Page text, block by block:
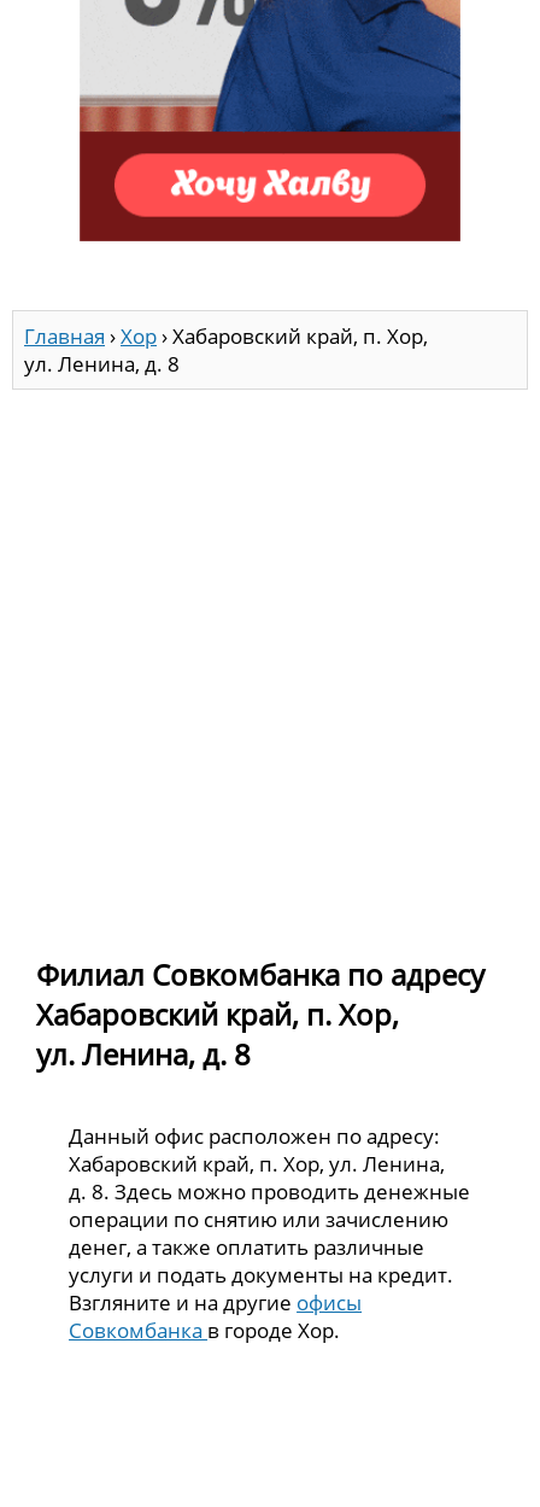
Главная ›Хор›Хабаровский край, п. Хор,
ул. Ленина, д. 8
Филиал Совкомбанка по адресу
Хабаровский край, п. Хор,
ул. Ленина, д. 8
Данный офис расположен по адресу:
Хабаровский край, п. Хор, ул. Ленина,
д. 8. Здесь можно проводить денежные
операции по снятию или зачислению
денег, а также оплатить различные
услуги и подать документы на кредит.
Взгляните и на другие офисы
Совкомбанка в городе Хор.